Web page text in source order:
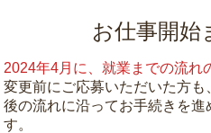
お仕事開始
2024年4月に、就業までの流れ
変更前にご応募いただいた方
後の流れに沿ってお手続きを進
す。